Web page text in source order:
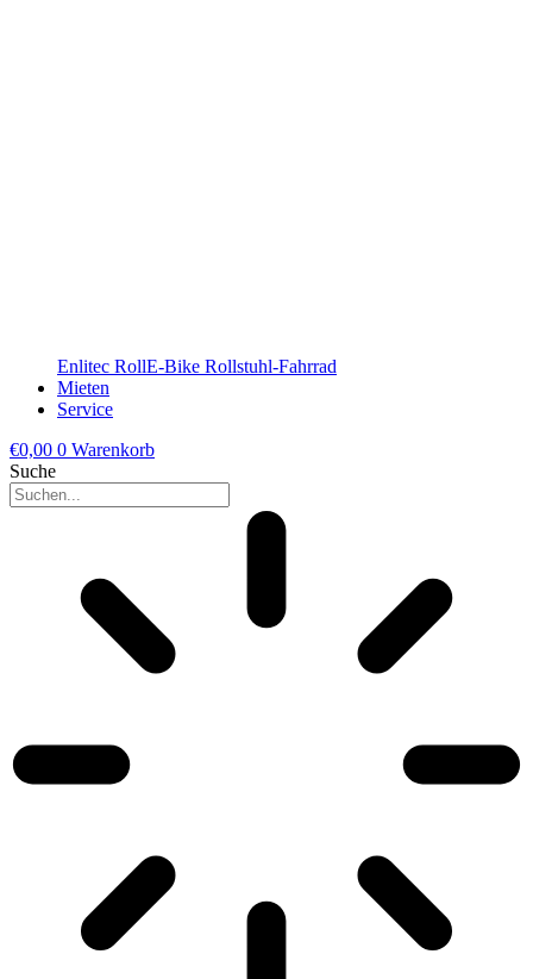
Enlitec RollE-Bike Rollstuhl-Fahrrad
Mieten
Service
€0,00 0 Warenkorb
Suche